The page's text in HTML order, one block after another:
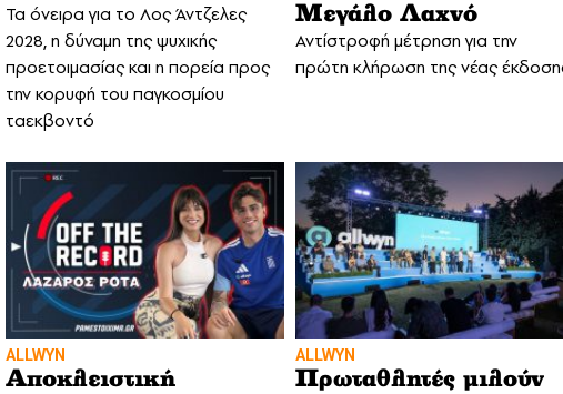
Τα όνειρα για το Λος Άντζελες
2028, η δύναμη της ψυχικής
προετοιμασίας και η πορεία προς
την κορυφή του παγκοσμίου
ταεκβοντό
Μεγάλο Λαχνό
Αντίστροφή μέτρηση για την
πρώτη κλήρωση της νέας
ALLWYN
Αποκλειστική
ALLWYN
Πρωταθλητές μιλούν